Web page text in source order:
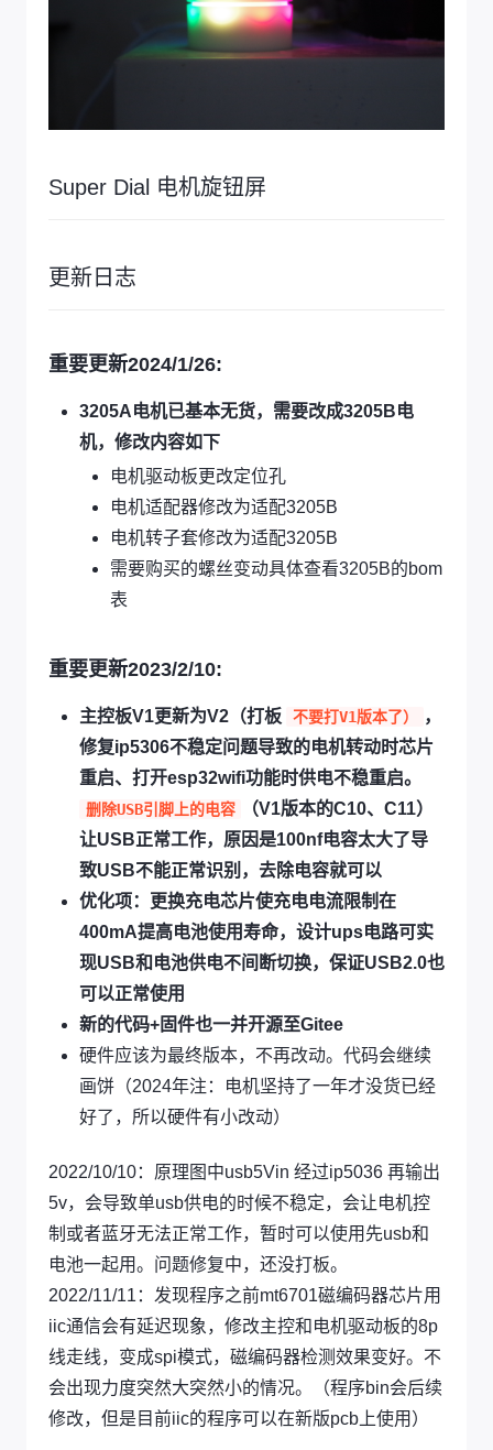
Super Dial 电机旋钮屏
更新日志
重要更新2024/1/26:
3205A电机已基本无货，需要改成3205B电
机，修改内容如下
电机驱动板更改定位孔
电机适配器修改为适配3205B
电机转子套修改为适配3205B
需要购买的螺丝变动具体查看3205B的bom
表
重要更新2023/2/10:
主控板V1更新为V2（打板 不要打V1版本了）
，
修复ip5306不稳定问题导致的电机转动时芯片
重启、打开esp32wifi功能时供电不稳重启。
删除USB引脚上的电容
（V1版本的C10、C11）
让USB正常工作，原因是100nf电容太大了导
致USB不能正常识别，去除电容就可以
优化项：更换充电芯片使充电电流限制在
400mA提高电池使用寿命，设计ups电路可实
现USB和电池供电不间断切换，保证USB2.0也
可以正常使用
新的代码+固件也一并开源至Gitee
硬件应该为最终版本，不再改动。代码会继续
画饼（2024年注：电机坚持了一年才没货已经
好了，所以硬件有小改动）
2022/10/10：原理图中usb5Vin 经过ip5036 再输出
5v，会导致单usb供电的时候不稳定，会让电机控
制或者蓝牙无法正常工作，暂时可以使用先usb和
电池一起用。问题修复中，还没打板。
2022/11/11：发现程序之前mt6701磁编码器芯片用
iic通信会有延迟现象，修改主控和电机驱动板的8p
线走线，变成spi模式，磁编码器检测效果变好。不
会出现力度突然大突然小的情况。（程序bin会后续
修改，但是目前iic的程序可以在新版pcb上使用）